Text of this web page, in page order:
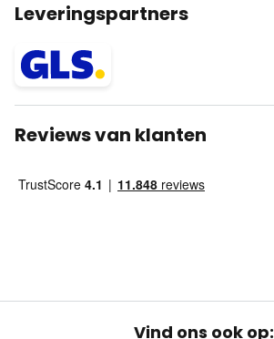
Leveringspartners
Reviews van klanten
Vind ons ook op: